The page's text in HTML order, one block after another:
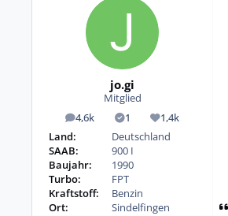
jo.gi
Mitglied
4,6k
Beiträge 1
Lösungen1,4k
Reputation
Land:
Deutschland
SAAB:
900 I
Baujahr:
1990
Turbo:
FPT
Kraftstoff:
Benzin
Ort:
Sindelfingen